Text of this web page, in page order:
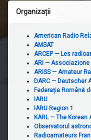
Organizații
American Radio
AMSAT
ARCEP — Les
ARI —
ARISS — Amateur
DARC — Deutscher
Federația Română
IARU
IARU Region 1
KARL — The Korean
Observatorul
Radioamateurs